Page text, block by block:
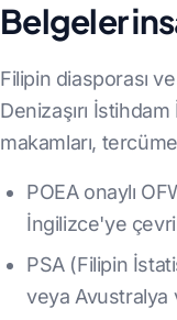
Belgeler
Filipin diasporası
Denizaşırı
makamları,
POEA onaylı
İngilizce'ye
PSA (Filipin
veya Avustralya